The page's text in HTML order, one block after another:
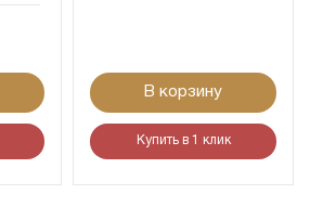
В корзину
Купить в 1 клик